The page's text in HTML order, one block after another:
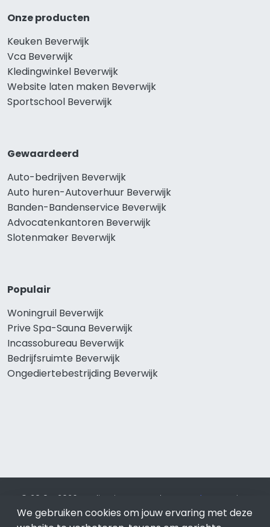
Onze producten
Keuken Beverwijk
Vca Beverwijk
Kledingwinkel Beverwijk
Website laten maken Beverwijk
Sportschool Beverwijk
Gewaardeerd
Auto-bedrijven Beverwijk
Auto huren-Autoverhuur Beverwijk
Banden-Bandenservice Beverwijk
Advocatenkantoren Beverwijk
Slotenmaker Beverwijk
Populair
Woningruil Beverwijk
Prive Spa-Sauna Beverwijk
Incassobureau Beverwijk
Bedrijfsruimte Beverwijk
Ongediertebestrijding Beverwijk
© 2019 - 2026 Realisatie en SEO door SEO-bureau
Lion
Internet. Betaal alleen voor bewezen resultaten?SEO
We gebruiken cookies om jouw ervaring met deze